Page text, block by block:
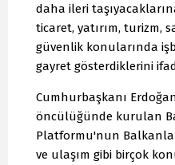
daha ileri
ticaret, yatırım, turizm,
güvenlik konularında
gayret gösterdiklerini
Cumhurbaşkanı
öncülüğünde kurulan
Platformu'nun
ve ulaşım gibi birçok